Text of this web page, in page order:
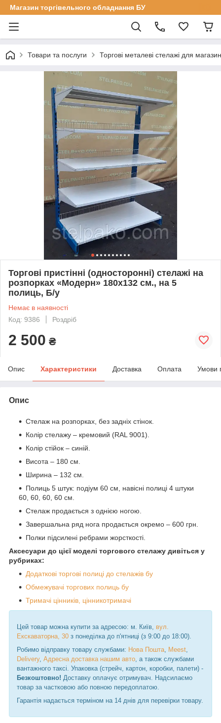
Магазин торгівельного обладнання БУ
Товари та послуги Торгові металеві стелажі для
Торгові пристінні (односторонні) стелажі на
розпорках «Модерн» 180х132 см., на 5
полиць, Б/у
Немає в наявності
Код: 9386
Роздріб
2 500 ₴
Опис Характеристики Доставка Оплата Умови
Опис
Стелаж на розпорках, без задніх стінок.
Колір стелажу – кремовий (RAL 9001).
Колір стійок – синій.
Висота – 180 см.
Ширина – 132 см.
Полиць 5 штук: подіум 60 см, навісні полиці 4 штуки
60, 60, 60, 60 см.
Стелаж продається з однією ногою.
Завершальна ряд нога продається окремо – 600 грн.
Полки підсилені ребрами жорсткості.
Аксесуари до цієї моделі торгового стелажу дивіться у
рубриках:
Додаткові торгові полиці до стелажів бу
Обмежувачі торгових полиць бу
Тримачі цінників, цінникотримачі
Цей товар можна купити за адресою: м. Київ, вул.
Екскаваторна, 30 з понеділка до п'ятниці (з 9:00 до 18:00).
Робимо відправку товару службами: Нова Пошта Meest
Delivery, Адресна доставка нашим авто , а також службами
вантажного таксі. Упаковка (стрейч, картон, коробки, палети) -
Безкоштовно! Доставку оплачує отримувач. Надсилаємо
товар за частковою або повною передоплатою.
Гарантія надається терміном на 14 днів для перевірки товару.